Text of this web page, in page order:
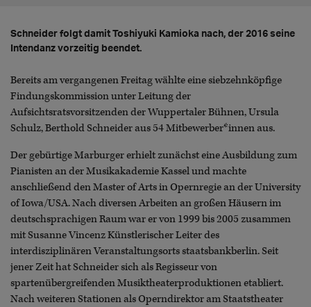
Schneider folgt damit Toshiyuki Kamioka nach, der 2016 seine
Intendanz vorzeitig beendet.
Bereits am vergangenen Freitag wählte eine siebzehnköpfige
Findungskommission unter Leitung der
Aufsichtsratsvorsitzenden der Wuppertaler Bühnen, Ursula
Schulz, Berthold Schneider aus 54 Mitbewerber*innen aus.
Der gebürtige Marburger erhielt zunächst eine Ausbildung zum
Pianisten an der Musikakademie Kassel und machte
anschließend den Master of Arts in Opernregie an der University
of Iowa/USA. Nach diversen Arbeiten an großen Häusern im
deutschsprachigen Raum war er von 1999 bis 2005 zusammen
mit Susanne Vincenz Künstlerischer Leiter des
interdisziplinären Veranstaltungsorts staatsbankberlin. Seit
jener Zeit hat Schneider sich als Regisseur von
spartenübergreifenden Musiktheaterproduktionen etabliert.
Nach weiteren Stationen als Operndirektor am Staatstheater